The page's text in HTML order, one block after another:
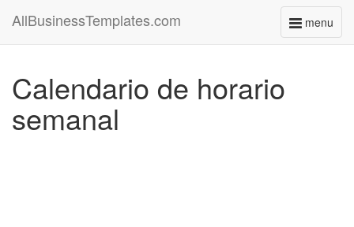
menu
Toggle
AllBusinessTemplates.com
Calendario de horario
semanal